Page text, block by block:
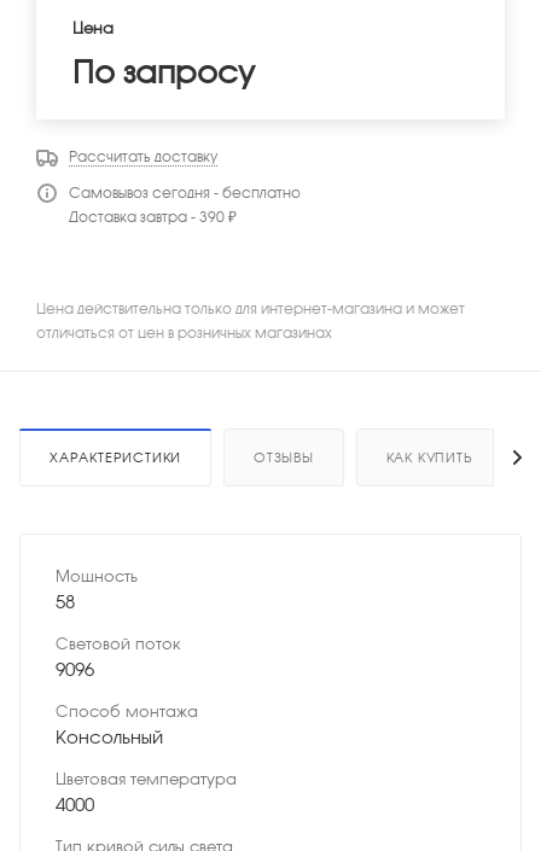
Цена
По запросу
Рассчитать доставку
Самовывоз сегодня - бесплатно
Доставка завтра - 390 ₽
Цена действительна только для интернет-магазина и может
отличаться от цен в розничных магазинах
ХАРАКТЕРИСТИКИ ОТЗЫВЫ КАК КУПИТЬ
Мощность
58
Световой поток
9096
Способ монтажа
Консольный
Цветовая температура
4000
Тип кривой силы света